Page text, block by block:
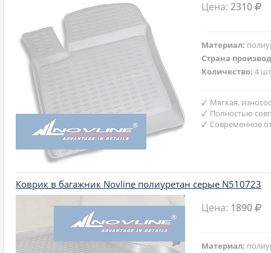
Цена:2310
Материал:
Страна
Количество:4
Мягкая,
Полностью
Современное
Коврик в багажник Novline полиуретан серые N510723
Цена: 1890
Материал: